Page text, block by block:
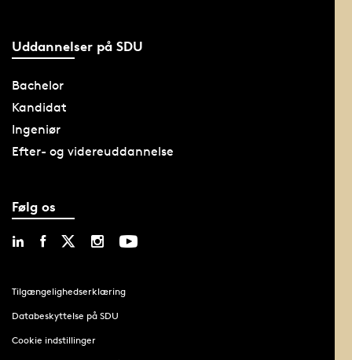
Uddannelser på SDU
Bachelor
Kandidat
Ingeniør
Efter- og videreuddannelse
Følg os
Tilgængelighedserklæring
Databeskyttelse på SDU
Cookie indstillinger